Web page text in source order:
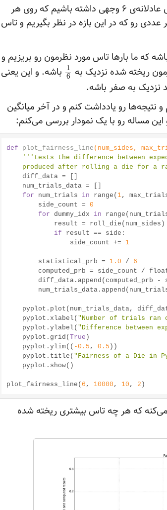
بر اساس چیزی که ریاضیات می‌گه، فرض کنید ما یک تاس عادلانه‌ی ۶ وجهی داشته باشیم که روی هر
تا ۶ نوشته شده باشه. هر عددی رو که در این بازه در نظر بگیریم و تاس
که ما بارها تاس مورد نظرمون رو بریزیم و
ریخته شده نزدیک به
1
6 باشه. و این یعنی
نزدیک به صفر باشه.
نتیجه‌ها رو یادداشت کنم و در آخر میانگین
مساله رو با یک نمودار بررسی می‌کنم:
def plot_fairness_line (num_sides,
'''tests the difference between
produced after rolling a die for a
for num_trials in range( 1,
        side_count =
0
for dummy_idx in
if result == side:
                side_count +=
1
        statistical_prb =
1.0 / 6
    pyplot.xlabel(
"Number of trials ran
    pyplot.ylabel(
"Difference between
    pyplot.grid(
True )
    pyplot.ylim((
-0.5 , 0.5 ))
    pyplot.title(
"Fairness of a Die in
plot_fairness_line( 6 , 10000 , 10 , 2
که هر چه تاس بیشتری ریخته شده